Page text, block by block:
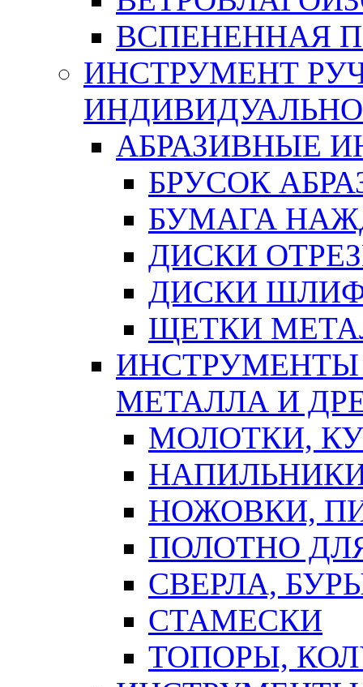
ВСПЕНЕННАЯ
ИНСТРУМЕНТ
АБРАЗИВНЫЕ
БРУСОК
БУМАГА
ДИСКИ
ДИСКИ
ЩЕТКИ
ИНСТРУМЕНТЫ
МЕТАЛЛА И
МОЛОТКИ,
НОЖОВКИ,
ПОЛОТНО
СВЕРЛА,
СТАМЕСКИ
ТОПОРЫ,